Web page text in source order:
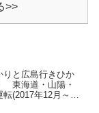
>>
りと広島行きひか
東海道・山陽・
(2017年12月～2